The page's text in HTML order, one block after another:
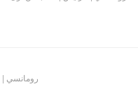
رومانسي |